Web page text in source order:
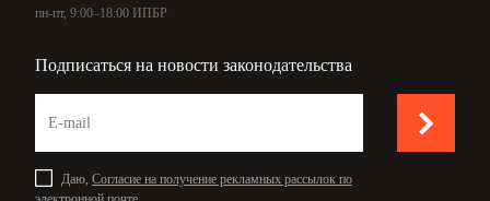
пн-пт, 9:00–18:00 ИПБР
Подписаться на новости законодательства
Даю, Согласие на получение рекламных рассылок по